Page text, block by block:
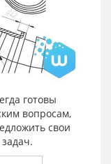
готовы
вопросам,
свои